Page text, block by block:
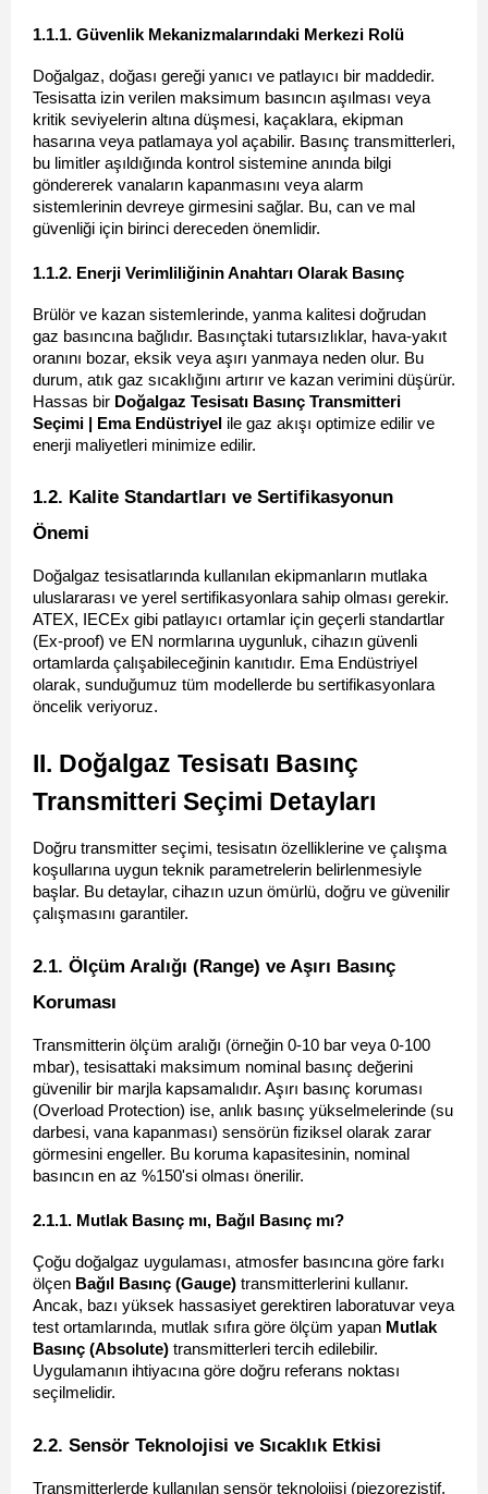
1.1.1. Güvenlik Mekanizmalarındaki Merkezi Rolü
Doğalgaz, doğası gereği yanıcı ve patlayıcı bir maddedir.
Tesisatta izin verilen maksimum basıncın aşılması veya
kritik seviyelerin altına düşmesi, kaçaklara, ekipman
hasarına veya patlamaya yol açabilir. Basınç transmitterleri,
bu limitler aşıldığında kontrol sistemine anında bilgi
göndererek vanaların kapanmasını veya alarm
sistemlerinin devreye girmesini sağlar. Bu, can ve mal
güvenliği için birinci dereceden önemlidir.
1.1.2. Enerji Verimliliğinin Anahtarı Olarak Basınç
Brülör ve kazan sistemlerinde, yanma kalitesi doğrudan
gaz basıncına bağlıdır. Basınçtaki tutarsızlıklar, hava-yakıt
oranını bozar, eksik veya aşırı yanmaya neden olur. Bu
durum, atık gaz sıcaklığını artırır ve kazan verimini düşürür.
Hassas bir Doğalgaz Tesisatı Basınç Transmitteri
Seçimi | Ema Endüstriyel ile gaz akışı optimize edilir ve
enerji maliyetleri minimize edilir.
1.2. Kalite Standartları ve Sertifikasyonun
Önemi
Doğalgaz tesisatlarında kullanılan ekipmanların mutlaka
uluslararası ve yerel sertifikasyonlara sahip olması gerekir.
ATEX, IECEx gibi patlayıcı ortamlar için geçerli standartlar
(Ex-proof) ve EN normlarına uygunluk, cihazın güvenli
ortamlarda çalışabileceğinin kanıtıdır. Ema Endüstriyel
olarak, sunduğumuz tüm modellerde bu sertifikasyonlara
öncelik veriyoruz.
II. Doğalgaz Tesisatı Basınç
Transmitteri Seçimi Detayları
Doğru transmitter seçimi, tesisatın özelliklerine ve çalışma
koşullarına uygun teknik parametrelerin belirlenmesiyle
başlar. Bu detaylar, cihazın uzun ömürlü, doğru ve güvenilir
çalışmasını garantiler.
2.1. Ölçüm Aralığı (Range) ve Aşırı Basınç
Koruması
Transmitterin ölçüm aralığı (örneğin 0-10 bar veya 0-100
mbar), tesisattaki maksimum nominal basınç değerini
güvenilir bir marjla kapsamalıdır. Aşırı basınç koruması
(Overload Protection) ise, anlık basınç yükselmelerinde (su
darbesi, vana kapanması) sensörün fiziksel olarak zarar
görmesini engeller. Bu koruma kapasitesinin, nominal
basıncın en az %150'si olması önerilir.
2.1.1. Mutlak Basınç mı, Bağıl Basınç mı?
Çoğu doğalgaz uygulaması, atmosfer basıncına göre farkı
ölçen Bağıl Basınç (Gauge) transmitterlerini kullanır.
Ancak, bazı yüksek hassasiyet gerektiren laboratuvar veya
test ortamlarında, mutlak sıfıra göre ölçüm yapan Mutlak
Basınç (Absolute) transmitterleri tercih edilebilir.
Uygulamanın ihtiyacına göre doğru referans noktası
seçilmelidir.
2.2. Sensör Teknolojisi ve Sıcaklık Etkisi
Transmitterlerde kullanılan sensör teknolojisi (piezorezistif,